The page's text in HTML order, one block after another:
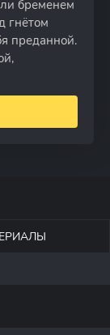
бременем
гнётом
преданной.